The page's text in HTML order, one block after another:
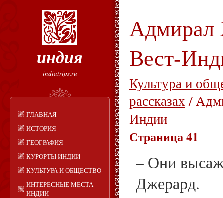
индия
indiatrips.ru
ГЛАВНАЯ
ИСТОРИЯ
ГЕОГРАФИЯ
КУРОРТЫ ИНДИИ
КУЛЬТУРА И ОБЩЕСТВО
ИНТЕРЕСНЫЕ МЕСТА
ИНДИИ
Адмирал
Вест-
Культура и
рассказах/
Индии
Страница 41
– Они
Джерард.